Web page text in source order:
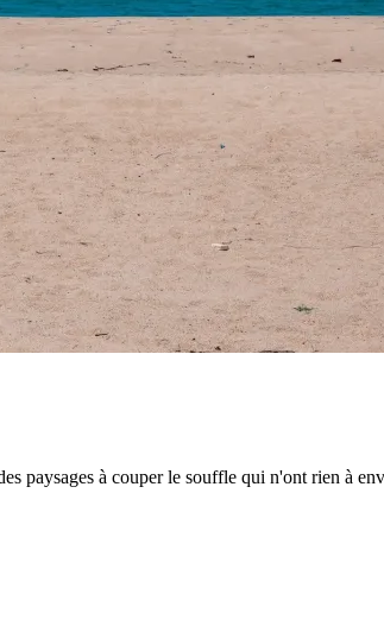
paysages à couper le souffle qui n'ont rien à